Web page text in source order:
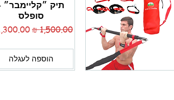
תיק ״קליימבר״
סופלס
מחיר רגיל‏1,500.00 ‏₪ מחיר‏1,300.00 ‏₪
הוספה לעגלה